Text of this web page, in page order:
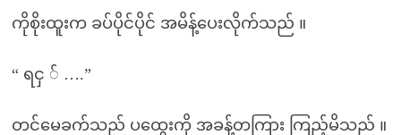
ကိုစိုးထူးက ခပ်ပိုင်ပိုင် အမိန့်ပေးလိုက်သည် ။
“ ရငှ ် ….”
တင်မေခက်သည် ပထွေးကို အခန့်တကြား ကြည့်မိသည် ။